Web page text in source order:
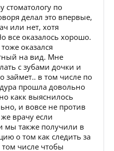
стоматологу по
делал это впервые,
или нет, хотя
все оказалось хорошо.
оказался
на вид. Мне
с зубами дочки и
займет.. в том числе по
прошла довольно
какк выяснилось
и вовсе не против
врачу если
мы также получили в
о том как следить за
том числе чтобы